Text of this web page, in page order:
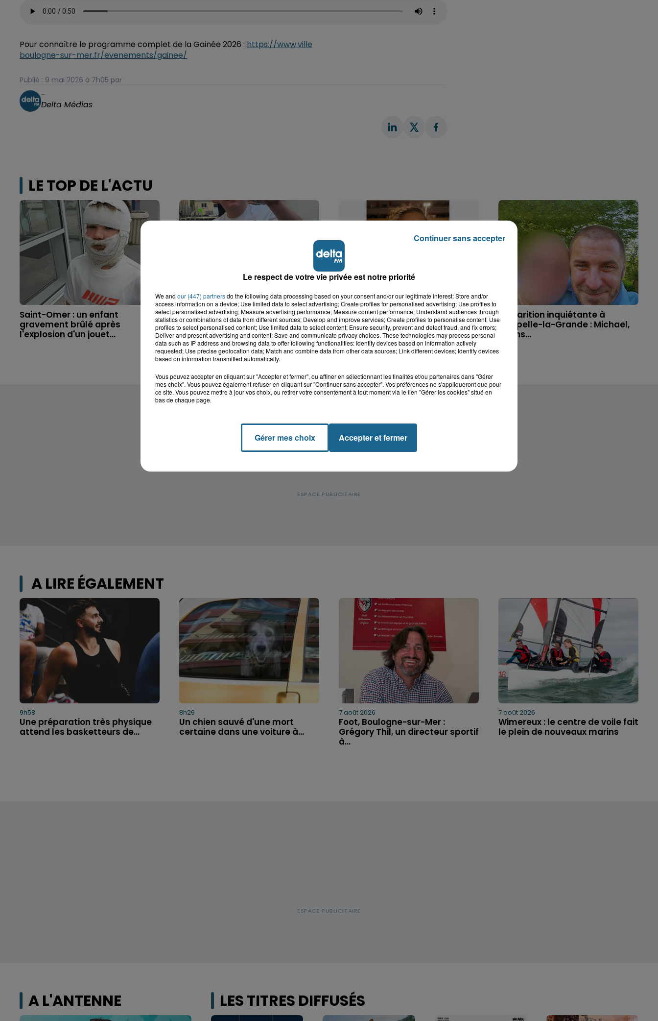
Pour connaître le programme complet de la Gainée 2026 : https://www.ville
boulogne-sur-mer.fr/evenements/gainee/
Publié : 9 mai 2026 à 7h05 par
-
Delta Médias
LE TOP DE L'ACTU
Saint-Omer : un enfant
gravement brûlé après
l'explosion d'un jouet...
Hazebrouck : victime d'un
accident, Lucas s'en est allé
brutalement...
Valérie, 46 ans, portée disparue
depuis mardi à Dunkerque, sa...
Disparition inquiétante à
Cappelle-la-Grande : Michael,
41 ans...
A LIRE ÉGALEMENT
9h58
Une préparation très physique
attend les basketteurs de...
8h29
Un chien sauvé d'une mort
certaine dans une voiture à...
7 août 2026
Foot, Boulogne-sur-Mer :
Grégory Thil, un directeur sportif
à...
7 août 2026
Wimereux : le centre de voile fait
le plein de nouveaux marins
A L'ANTENNE LES TITRES DIFFUSÉS
Le respect de votre vie privée est notre priorité
We and our (447) partnersdo the following data processing based on your consent and/or our legitimate interest: Store and/or
access information on a device; Use limited data to select advertising; Create profiles for personalised advertising; Use profiles to
select personalised advertising; Measure advertising performance; Measure content performance; Understand audiences through
statistics or combinations of data from different sources; Develop and improve services; Create profiles to personalise content; Use
profiles to select personalised content; Use limited data to select content; Ensure security, prevent and detect fraud, and fix errors;
Deliver and present advertising and content; Save and communicate privacy choices. These technologies may process personal
data such as IP address and browsing data to offer following functionalities: Identify devices based on information actively
requested; Use precise geolocation data; Match and combine data from other data sources; Link different devices; Identify devices
based on information transmitted automatically.
Vous pouvez accepter en cliquant sur "Accepter et fermer", ou affiner en sélectionnant les finalités et/ou partenaires dans "Gérer
mes choix". Vous pouvez également refuser en cliquant sur "Continuer sans accepter". Vos préférences ne s'appliqueront que pour
ce site. Vous pouvez mettre à jour vos choix, ou retirer votre consentement à tout moment via le lien "Gérer les cookies" situé en
bas de chaque page.
Gérer mes choix Accepter et fermer
Continuer sans accepter